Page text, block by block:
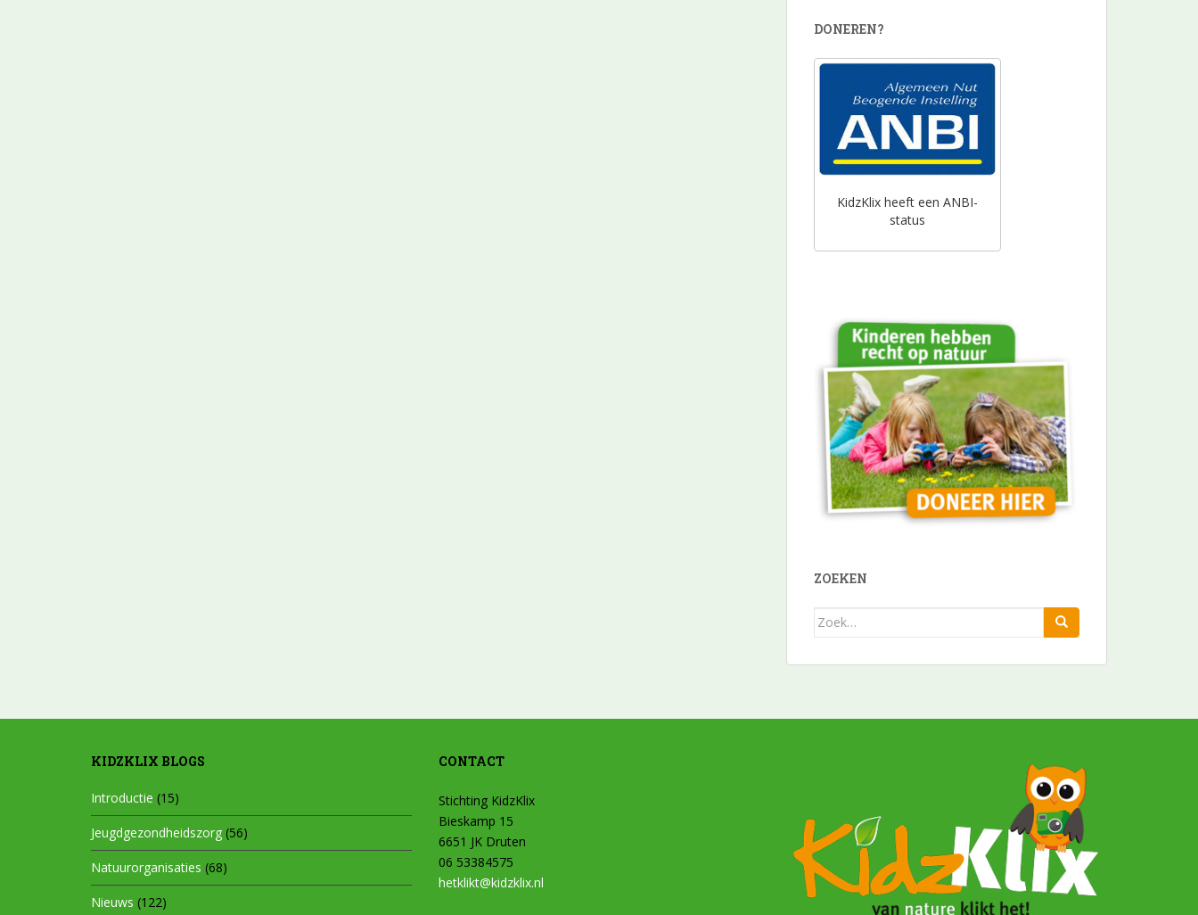
DONEREN?
KidzKlix heeft een ANBI-
status
ZOEKEN
Zoek
KIDZKLIX BLOGS
Introductie (15)
Jeugdgezondheidszorg (56)
Natuurorganisaties (68)
Nieuws (122)
CONTACT
Stichting KidzKlix
Bieskamp 15
6651 JK Druten
06 53384575
hetklikt@kidzklix.nl